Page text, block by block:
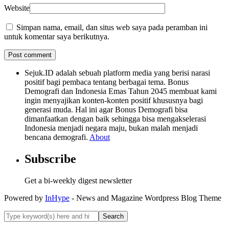
Website
Simpan nama, email, dan situs web saya pada peramban ini
untuk komentar saya berikutnya.
Sejuk.ID adalah sebuah platform media yang berisi narasi
positif bagi pembaca tentang berbagai tema. Bonus
Demografi dan Indonesia Emas Tahun 2045 membuat kami
ingin menyajikan konten-konten positif khususnya bagi
generasi muda. Hal ini agar Bonus Demografi bisa
dimanfaatkan dengan baik sehingga bisa mengakselerasi
Indonesia menjadi negara maju, bukan malah menjadi
bencana demografi. About
Subscribe
Get a bi-weekly digest newsletter
Powered by InHype - News and Magazine Wordpress Blog Theme